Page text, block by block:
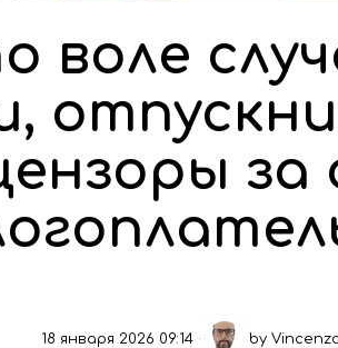
воле
за
18 января 2026 09:14 by